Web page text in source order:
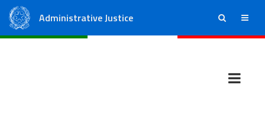
Administrative Justice ricerca menu